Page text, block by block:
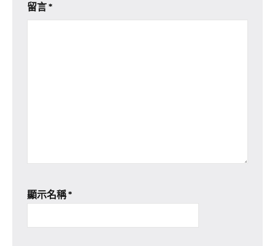
留言*
顯示名稱*